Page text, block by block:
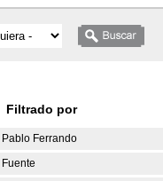
Filtrado por
Pablo Ferrando
Fuente